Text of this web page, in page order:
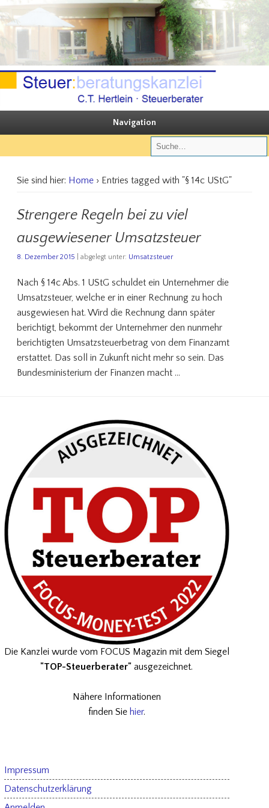
Steuerberatungskanzlei C.T. Hertlein
Sie steuern, wir beraten
Navigation
Sie sind hier: Home› Entries tagged with "§ 14c UStG"
Strengere Regeln bei zu viel
ausgewiesener Umsatzsteuer
8. Dezember 2015 | abgelegt unter: Umsatzsteuer
Nach § 14c Abs. 1 UStG schuldet ein Unternehmer die
Umsatzsteuer, welche er in einer Rechnung zu hoch
ausgewiesen hat. Wird die Rechnung dann später
berichtigt, bekommt der Unternehmer den nunmehr
berichtigten Umsatzsteuerbetrag von dem Finanzamt
erstattet. Das soll in Zukunft nicht mehr so sein. Das
Bundesministerium der Finanzen macht …
Die Kanzlei wurde vom FOCUS Magazin mit dem Siegel
"TOP-Steuerberater" ausgezeichnet.
Nähere Informationen
finden Sie hier.
Impressum
Datenschutzerklärung